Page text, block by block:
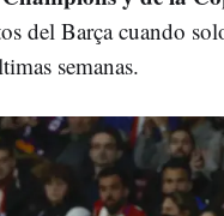
del Barça cuando
semanas.